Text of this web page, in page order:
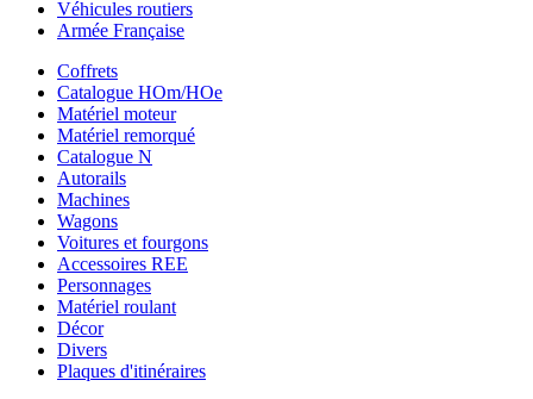
Véhicules routiers
Armée Française
Coffrets
Catalogue HOm/HOe
Matériel moteur
Matériel remorqué
Catalogue N
Autorails
Machines
Wagons
Voitures et fourgons
Accessoires REE
Personnages
Matériel roulant
Décor
Divers
Plaques d'itinéraires